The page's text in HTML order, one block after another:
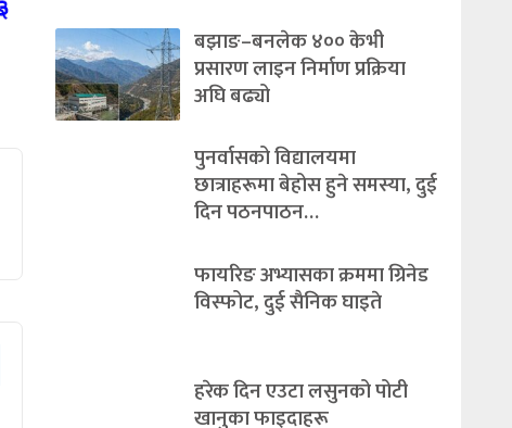
बझाङ–बनलेक ४०० केभी
प्रसारण लाइन निर्माण प्रक्रिया
अघि बढ्यो
पुनर्वासको विद्यालयमा
छात्राहरूमा बेहोस हुने समस्या, दुई
दिन पठनपाठन…
फायरिङ अभ्यासका क्रममा ग्रिनेड
विस्फोट, दुई सैनिक घाइते
हरेक दिन एउटा लसुनको पोटी
खानुका फाइदाहरू